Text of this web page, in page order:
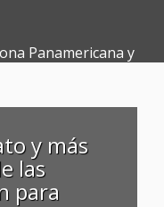
Panamericana y
y más
las
para